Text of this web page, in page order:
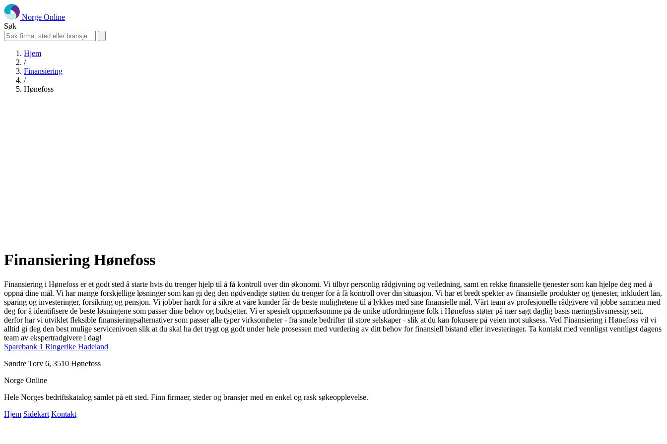
Norge Online
Søk
Hjem
/
Finansiering
/
Hønefoss
Finansiering Hønefoss
Finansiering i Hønefoss er et godt sted å starte hvis du trenger hjelp til å få kontroll over din økonomi. Vi tilbyr personlig rådgivning og veiledning, samt en rekke finansielle tjenester som kan hjelpe deg med å
oppnå dine mål. Vi har mange forskjellige løsninger som kan gi deg den nødvendige støtten du trenger for å få kontroll over din situasjon. Vi har et bredt spekter av finansielle produkter og tjenester, inkludert lån,
sparing og investeringer, forsikring og pensjon. Vi jobber hardt for å sikre at våre kunder får de beste mulighetene til å lykkes med sine finansielle mål. Vårt team av profesjonelle rådgivere vil jobbe sammen med
deg for å identifisere de beste løsningene som passer dine behov og budsjetter. Vi er spesielt oppmerksomme på de unike utfordringene folk i Hønefoss støter på nær sagt daglig basis næringslivsmessig sett,
derfor har vi utviklet fleksible finansieringsalternativer som passer alle typer virksomheter - fra smale bedrifter til store selskaper - slik at du kan fokusere på veien mot suksess. Ved Finansiering i Hønefoss vil vi
alltid gi deg den best mulige servicenivoen slik at du skal ha det trygt og godt under hele prosessen med vurdering av ditt behov for finansiell bistand eller investeringer. Ta kontakt med vennligst vennligst dagens
team av ekspertradgivere i dag!
Sparebank 1 Ringerike Hadeland
Søndre Torv 6, 3510 Hønefoss
Norge Online
Hele Norges bedriftskatalog samlet på ett sted. Finn firmaer, steder og bransjer med en enkel og rask søkeopplevelse.
Hjem Sidekart Kontakt